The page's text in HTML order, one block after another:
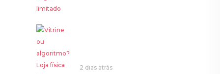
2 dias atrás